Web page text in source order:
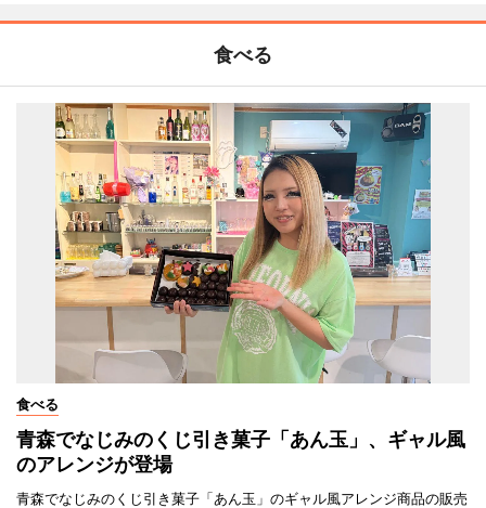
食べる
食べる
青森でなじみのくじ引き菓子「あん玉」、ギャル風
のアレンジが登場
青森でなじみのくじ引き菓子「あん玉」のギャル風アレンジ商品の販売